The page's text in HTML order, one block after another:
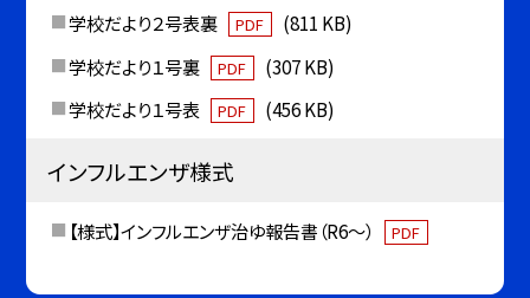
学校だより２号表裏 PDF
(811 KB)
学校だより１号裏
PDF
(307 KB)
学校だより１号表
PDF (456 KB)
インフルエンザ様式
【様式】インフルエンザ治ゆ報告書（R6～） PDF